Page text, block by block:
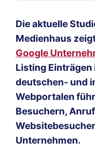
Die aktuelle
Medienhaus
Google
Listing
deutschen- und
Webportalen
Besuchern,
Unternehmen.